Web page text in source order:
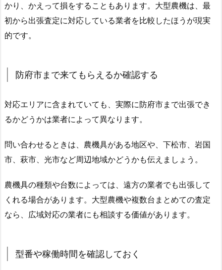
かり、かえって損をすることもあります。大型農機は、最
初から出張査定に対応している業者を比較したほうが現実
的です。
防府市まで来てもらえるか確認する
対応エリアに含まれていても、実際に防府市まで出張でき
るかどうかは業者によって異なります。
問い合わせるときは、農機具がある地区や、下松市、岩国
市、萩市、光市など周辺地域かどうかも伝えましょう。
農機具の種類や台数によっては、遠方の業者でも出張して
くれる場合があります。大型農機や複数台まとめての査定
なら、広域対応の業者にも相談する価値があります。
型番や稼働時間を確認しておく